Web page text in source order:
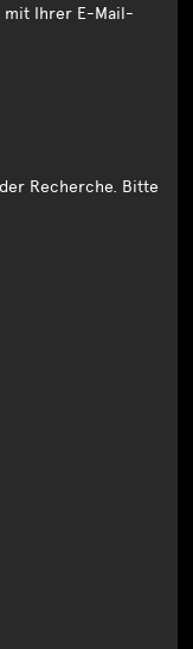
mit Ihrer E-Mail-
Recherche. Bitte